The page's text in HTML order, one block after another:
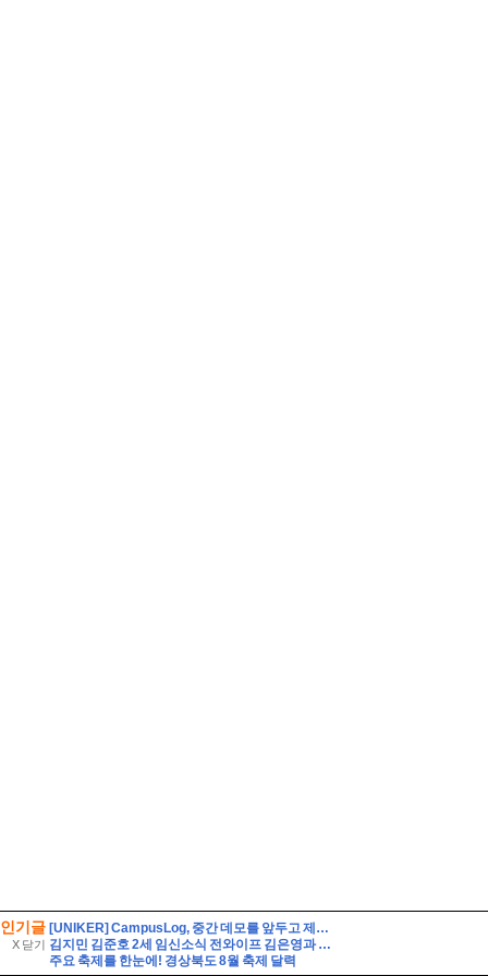
인기글
X 닫기
[UNIKER] CampusLog, 중간 데모를 앞두고 제품을 다듬고 실제 크루들 앞에서 시연하다
김지민 김준호 2세 임신소식 전와이프 김은영과 자녀는?
주요 축제를 한눈에! 경상북도 8월 축제 달력